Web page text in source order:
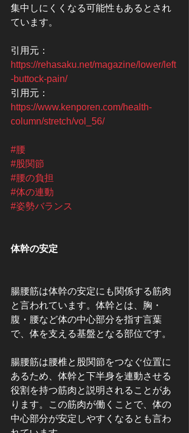
集中しにくくなる可能性もあるとされ
ています。
引用元：
https://rehasaku.net/magazine/lower/left
-buttock-pain/
引用元：
https://www.kenporen.com/health-
column/stretch/vol_56/
#腰
#股関節
#腰の負担
#体の連動
#姿勢バランス
体幹の安定
腸腰筋は体幹の安定にも関係する筋肉
と言われています。体幹とは、胸・
腹・腰など体の中心部分を指す言葉
で、体を支える基盤となる部位です。
腸腰筋は腰椎と股関節をつなぐ位置に
あるため、体幹と下半身を連動させる
役割を持つ筋肉と説明されることがあ
ります。この筋肉が働くことで、体の
中心部分が安定しやすくなるとも言わ